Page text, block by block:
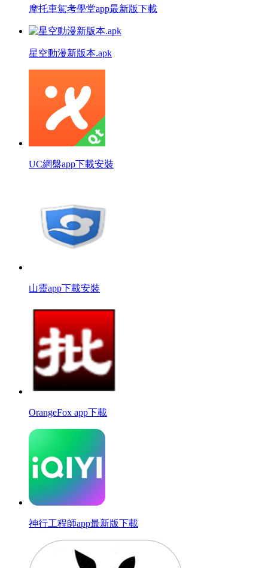
摩托車駕考學堂app最新版下載
星空動漫新版本.apk
UC網盤app下載安裝
山靈app下載安裝
OrangeFox app下載
神行工程師app最新版下載